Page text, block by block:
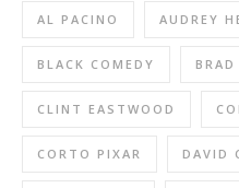
AL PACINO AUDREY
BLACK COMEDY
CLINT EASTWOOD
CORTO PIXAR DAVID